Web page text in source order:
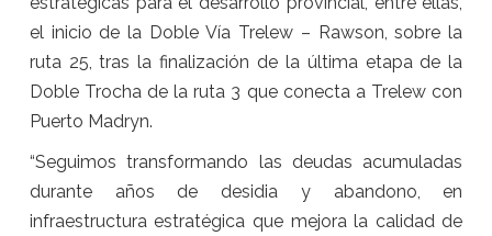
el inicio de la Doble Vía Trelew – Rawson, sobre la
ruta 25, tras la finalización de la última etapa de la
Doble Trocha de la ruta 3 que conecta a Trelew con
Puerto Madryn.
“Seguimos transformando las deudas acumuladas
durante años de desidia y abandono, en
infraestructura estratégica que mejora la calidad de